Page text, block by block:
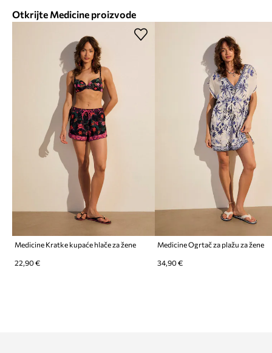
Otkrijte Medicine proizvode
Medicine Kratke kupaće hlače za žene
22,90 €
Medicine Ogrtač za plažu za žene
34,90 €